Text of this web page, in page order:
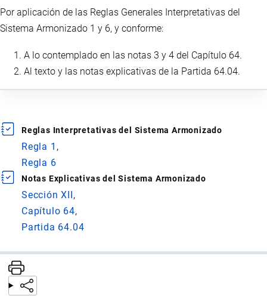
Por aplicación de las Reglas Generales Interpretativas del
Sistema Armonizado 1 y 6, y conforme:
A lo contemplado en las notas 3 y 4 del Capítulo 64.
Al texto y las notas explicativas de la Partida 64.04.
Reglas Interpretativas del Sistema Armonizado
Regla 1
Regla 6
Notas Explicativas del Sistema Armonizado
Sección XII
Capítulo 64
Partida 64.04